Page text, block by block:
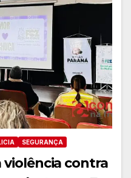
SEGURANÇA
contra